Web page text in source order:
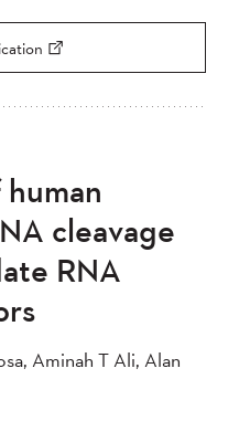
cleavage
RNA
Aminah T Ali, Alan